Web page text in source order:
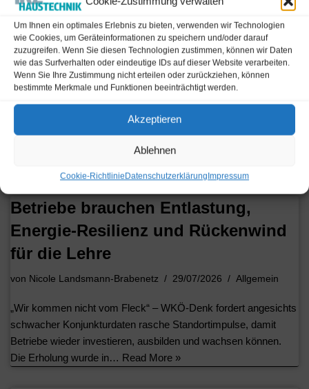
Um Ihnen ein optimales Erlebnis zu bieten, verwenden wir Technologien
wie Cookies, um Geräteinformationen zu speichern und/oder darauf
zuzugreifen. Wenn Sie diesen Technologien zustimmen, können wir Daten
wie das Surfverhalten oder eindeutige IDs auf dieser Website verarbeiten.
Wenn Sie Ihre Zustimmung nicht erteilen oder zurückziehen, können
bestimmte Merkmale und Funktionen beeinträchtigt werden.
Akzeptieren
Ablehnen
Cookie-RichtlinieDatenschutzerklärungImpressum
Maßgeschneiderte Planung mit
smarten Lösungen
vonJohanna Mitterbauer 04/08/2026 DNS,Sanitärtechnik
Abwassersysteme sind oft das Stiefkind bei der Planung von
Gewerbeimmobilien. Gerade mit Blick auf Klimafolgen
undressourcenschonende Nutzung lohnt es sich, Abwasser als
Betriebe brauchen Entlastung,
Energie-Resilienz und Rückenwind
für die Lehre
von Nicole Landsmann-Brabenetz 29/07/2026 Allgemein
„Wir kommen nicht vom Fleck“ – WKÖ-Denk fordert angesichts
schwacher Konjunkturdaten rasche Standortimpulse, damit
Betriebe wieder investieren, ausbilden und wachsen können.
Die Erholung wurde in… Read More »